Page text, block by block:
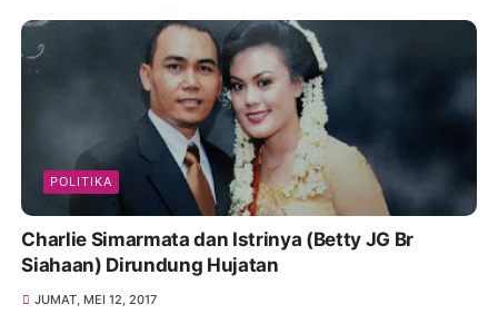
POLITIKA
Charlie Simarmata dan Istrinya (Betty JG Br
Siahaan) Dirundung Hujatan
JUMAT, MEI 12, 2017